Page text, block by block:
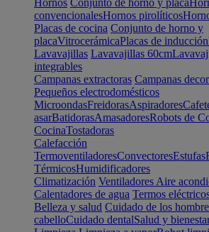
Hornos Conjunto de horno y placa
convencionalesHornos pirolíticos
Placas de cocina Conjunto de horno y
placaVitrocerámicaPlacas de inducción
Lavavajillas Lavavajillas 60cm
integrables
Campanas extractoras Campanas
Pequeños electrodomésticos
MicroondasFreidorasAspiradores
asarBatidorasAmasadoresRobots de
CocinaTostadoras
Calefacción
TermoventiladoresConvectoresEstufas
TérmicosHumidificadores
Climatización Ventiladores Aire
Calentadores de agua Termos
Belleza y salud Cuidado de los
cabelloCuidado dentalSalud y